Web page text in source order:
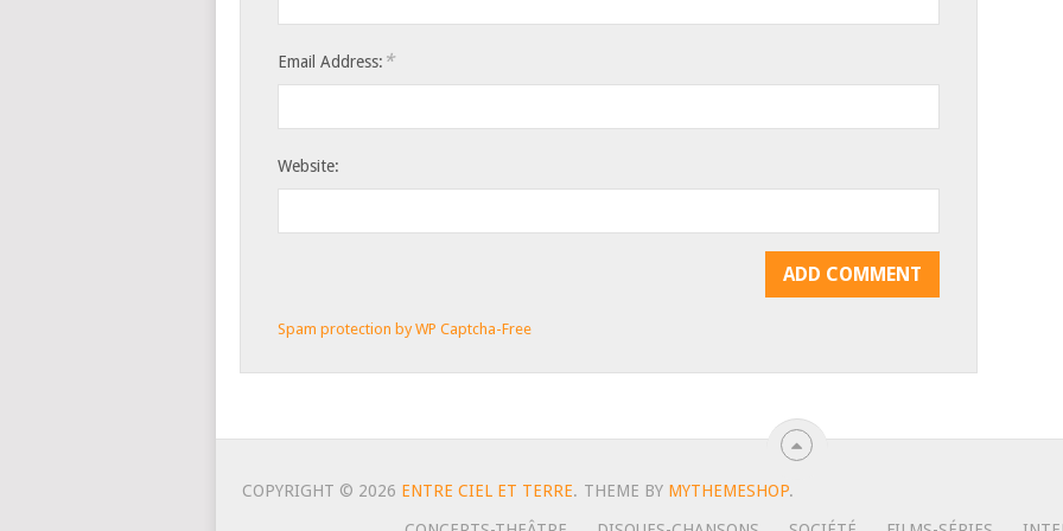
Email Address: *
Website:
Spam protection by WP Captcha-Free
COPYRIGHT © 2026 ENTRE CIEL ET TERRE. THEME BY MYTHEMESHOP.